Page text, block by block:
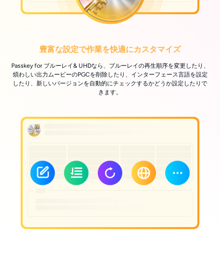
豊富な設定で作業を快適にカスタマイズ
Passkey for ブルーレイ& UHDなら、ブルーレイの再生順序を変更したり、
煩わしい出力ムービーのPGCを削除したり、インターフェース言語を設定
したり、新しいバージョンを自動的にチェックするかどうか設定したりで
きます。